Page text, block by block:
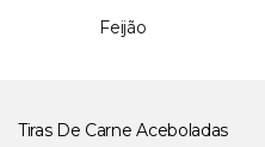
Feijão
Tiras De Carne Aceboladas